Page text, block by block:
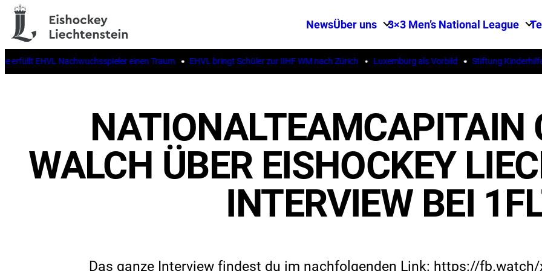
NewsÜber uns 3×3 Men’s National League
EHVL Nachwuchsspieler einen Traum EHVL bringt Schüler zur IIHF WM nach Zürich Luxemburg als Vorbild Stiftung Kinderhilfe
NATIONALTEAMCAPITAIN
WALCH ÜBER EISHOCKEY
INTERVIEW BEI
Das ganze Interview findest du im nachfolgenden Link: https://fb.watch/